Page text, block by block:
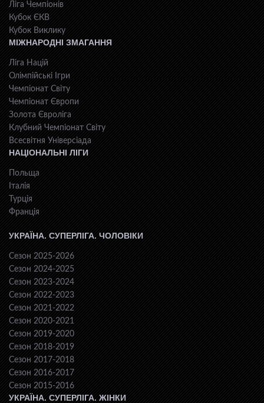
Ліга Чемпіонів
Кубок ЄКВ
Кубок Виклику
МІЖНАРОДНІ ЗМАГАННЯ
Ліга Націй
Олімпійські Ігри
Чемпіонат Світу
Чемпіонат Європи
Золота Євроліга
Клубний Чемпіонат Світу
Всесвiтня Унiверсiaда
НАЦІОНАЛЬНІ ЛІГИ
Польща
Італія
Турція
Франція
УКРАЇНА. СУПЕРЛІГА. ЧОЛОВІКИ
Сезон 2025-2026
Сезон 2024-2025
Сезон 2023-2024
Сезон 2022-2023
Сезон 2021-2022
Сезон 2020-2021
Сезон 2019-2020
Сезон 2018-2019
Сезон 2017-2018
Сезон 2016-2017
Сезон 2015-2016
УКРАЇНА. СУПЕРЛІГА. ЖІНКИ